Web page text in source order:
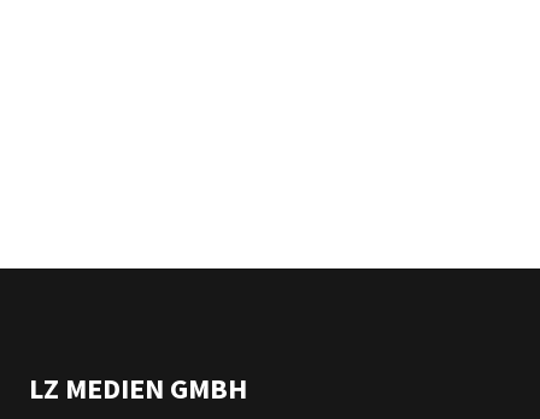
LZ MEDIEN GMBH